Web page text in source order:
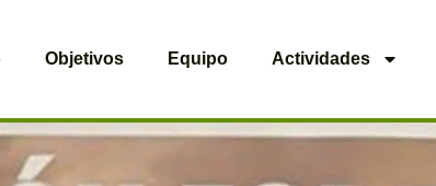
Objetivos Equipo Actividades